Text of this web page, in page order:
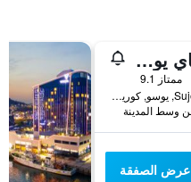
شيلا ستاي يوسو إكسبو ستيشن
ممتاز 9.1
8 Sujeong 3-Gil, يوسو, كوريا الجنوبية
عرض الصفقة